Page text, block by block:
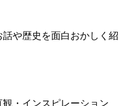
や歴史を面白おかしく紹
・インスピレーション